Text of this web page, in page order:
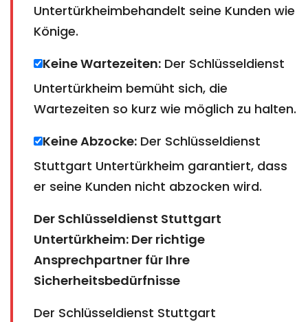
Untertürkheimbehandelt seine Kunden wie
Könige.
Keine Wartezeiten: Der Schlüsseldienst
Untertürkheim bemüht sich, die
Wartezeiten so kurz wie möglich zu halten.
Keine Abzocke: Der Schlüsseldienst
Stuttgart Untertürkheim garantiert, dass
er seine Kunden nicht abzocken wird.
Der Schlüsseldienst Stuttgart
Untertürkheim: Der richtige
Ansprechpartner für Ihre
Sicherheitsbedürfnisse
Der Schlüsseldienst Stuttgart